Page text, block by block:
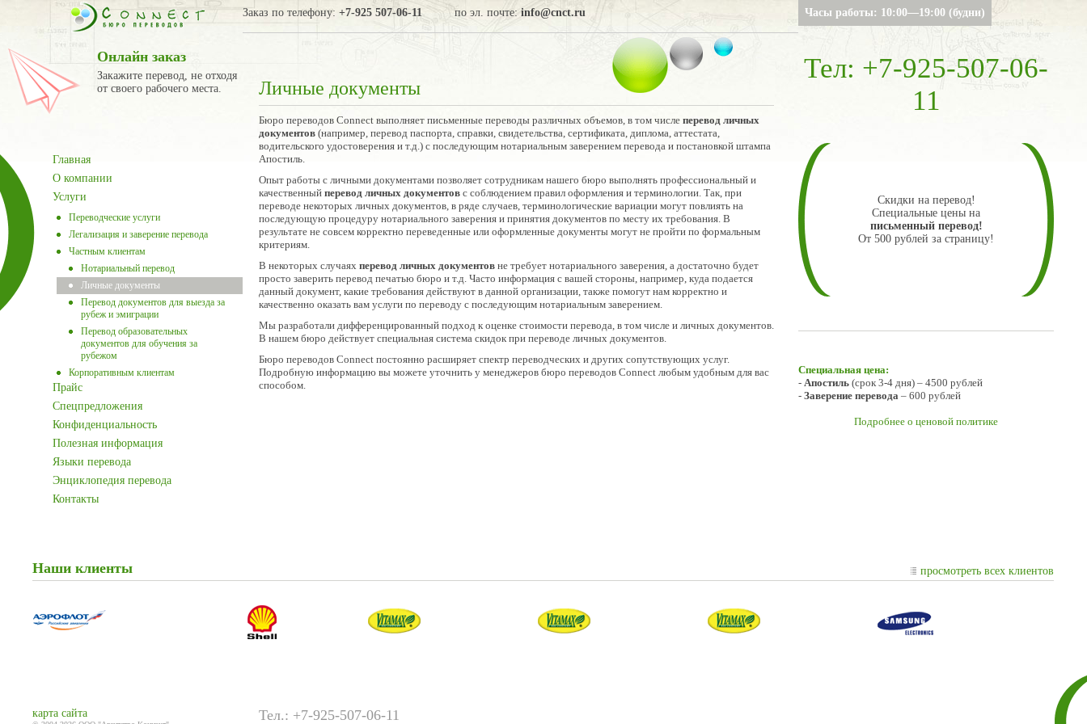
Заказ по телефону: +7-925 507-06-11 по эл. почте:info@cnct.ru Часы работы: 10:00—19:00 (будни)
Онлайн заказ
Закажите перевод, не отходя
от своего рабочего места.
Главная
О компании
Услуги
Переводческие услуги
Легализация и заверение перевода
Частным клиентам
Нотариальный перевод
Личные документы
Перевод документов для выезда за
рубеж и эмиграции
Перевод образовательных
документов для обучения за
рубежом
Корпоративным клиентам
Прайс
Спецпредложения
Конфиденциальность
Полезная информация
Языки перевода
Энциклопедия перевода
Контакты
Личные документы
Бюро переводов Connect выполняет письменные переводы различных объемов, в том числе перевод личных
документов (например, перевод паспорта, справки, свидетельства, сертификата, диплома, аттестата,
водительского удостоверения и т.д.) с последующим нотариальным заверением перевода и постановкой штампа
Апостиль.
Опыт работы с личными документами позволяет сотрудникам нашего бюро выполнять профессиональный и
качественный перевод личных документов с соблюдением правил оформления и терминологии. Так, при
переводе некоторых личных документов, в ряде случаев, терминологические вариации могут повлиять на
последующую процедуру нотариального заверения и принятия документов по месту их требования. В
результате не совсем корректно переведенные или оформленные документы могут не пройти по формальным
критериям.
В некоторых случаях перевод личных документов не требует нотариального заверения, а достаточно будет
просто заверить перевод печатью бюро и т.д. Часто информация с вашей стороны, например, куда подается
данный документ, какие требования действуют в данной организации, также помогут нам корректно и
качественно оказать вам услуги по переводу с последующим нотариальным заверением.
Мы разработали дифференцированный подход к оценке стоимости перевода, в том числе и личных документов.
В нашем бюро действует специальная система скидок при переводе личных документов.
Бюро переводов Connect постоянно расширяет спектр переводческих и других сопутствующих услуг.
Подробную информацию вы можете уточнить у менеджеров бюро переводов Connect любым удобным для вас
способом.
Тел: +7-925-507-06-
11
Скидки на перевод!
Специальные цены на
письменный перевод!
От 500 рублей за страницу!
Специальная цена:
- Апостиль (срок 3-4 дня) – 4500 рублей
- Заверение перевода – 600 рублей
Подробнее о ценовой политике
Наши клиенты просмотреть всех клиентов
карта сайта Тел.: +7-925-507-06-11